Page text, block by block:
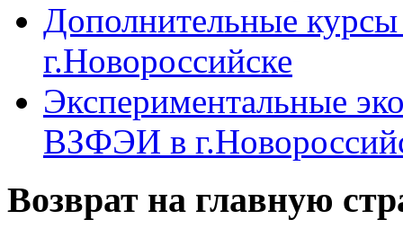
Дополнительные
г.Новороссийске
Экспериментальные
ВЗФЭИ в
Возврат на главную